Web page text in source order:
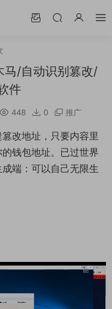
马/自动识别篡改/
件
448 0 推广
改地址，只要内容里
钱包地址。已过世界
端：可以自己无限生